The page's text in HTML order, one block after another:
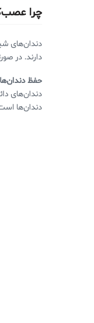
چرا
دندان‌های
دارند. در
حفظ
دندان‌های
دندان‌ها